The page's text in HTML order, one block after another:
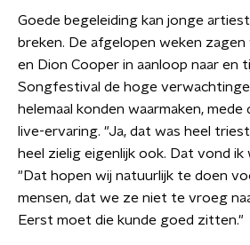
Goede begeleiding kan jonge
breken. De afgelopen weken zagen
en Dion Cooper in aanloop naar en
Songfestival de hoge
helemaal konden waarmaken,
live-ervaring. "Ja, dat was heel
heel zielig eigenlijk ook. Dat vond
"Dat hopen wij natuurlijk te doen
mensen, dat we ze niet te vroeg
Eerst moet die kunde goed zitten."